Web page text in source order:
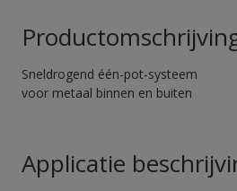
Sneldrogend één-pot-systeem
voor metaal binnen en buiten
Applicatie